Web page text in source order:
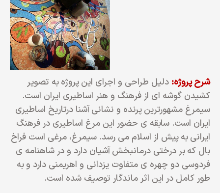
شرح پروژه: دلیل طراحی و اجرای این پروژه به تصویر
کشیدن گوشه ای از فرهنگ و هنر اساطیری ایران است.
سیمرغ مشهورترین پرنده و نشانی آشنا درتاریخ اساطیری
ایران است. سابقه ی حضور این مرغ اساطیری در فرهنگ
ایرانی به پیش از اسلام می رسد. سیمرغ، مرغی است فراخ
بال که بر درختی درمانبخش آشیان دارد و در شاهنامه ی
فردوسی دو چهره ی متفاوت یزدانی و اهریمنی دارد و به
طور کامل در این اثر ماندگار توصیف شده است.